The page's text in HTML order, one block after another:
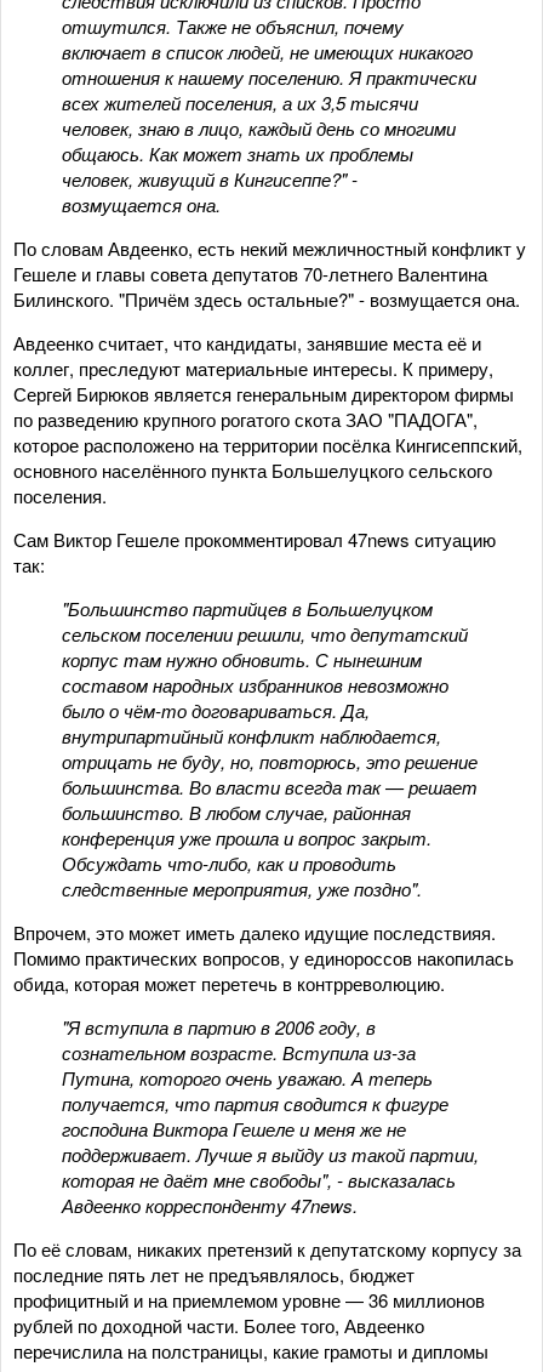
отшутился. Также не объяснил, почему
включает в список людей, не имеющих никакого
отношения к нашему поселению. Я практически
всех жителей поселения, а их 3,5 тысячи
человек, знаю в лицо, каждый день со многими
общаюсь. Как может знать их проблемы
человек, живущий в Кингисеппе?" -
возмущается она.
По словам Авдеенко, есть некий межличностный конфликт у
Гешеле и главы совета депутатов 70-летнего Валентина
Билинского. "Причём здесь остальные?" - возмущается она.
Авдеенко считает, что кандидаты, занявшие места её и
коллег, преследуют материальные интересы. К примеру,
Сергей Бирюков является генеральным директором фирмы
по разведению крупного рогатого скота ЗАО "ПАДОГА",
которое расположено на территории посёлка Кингисеппский,
основного населённого пункта Большелуцкого сельского
поселения.
Сам Виктор Гешеле прокомментировал 47news ситуацию
так:
"Большинство партийцев в Большелуцком
сельском поселении решили, что депутатский
корпус там нужно обновить. С нынешним
составом народных избранников невозможно
было о чём-то договариваться. Да,
внутрипартийный конфликт наблюдается,
отрицать не буду, но, повторюсь, это решение
большинства. Во власти всегда так — решает
большинство. В любом случае, районная
конференция уже прошла и вопрос закрыт.
Обсуждать что-либо, как и проводить
следственные мероприятия, уже поздно".
Впрочем, это может иметь далеко идущие последствияя.
Помимо практических вопросов, у единороссов накопилась
обида, которая может перетечь в контрреволюцию.
"Я вступила в партию в 2006 году, в
сознательном возрасте. Вступила из-за
Путина, которого очень уважаю. А теперь
получается, что партия сводится к фигуре
господина Виктора Гешеле и меня же не
поддерживает. Лучше я выйду из такой партии,
которая не даёт мне свободы", - высказалась
Авдеенко корреспонденту 47news.
По её словам, никаких претензий к депутатскому корпусу за
последние пять лет не предъявлялось, бюджет
профицитный и на приемлемом уровне — 36 миллионов
рублей по доходной части. Более того, Авдеенко
перечислила на полстраницы, какие грамоты и дипломы